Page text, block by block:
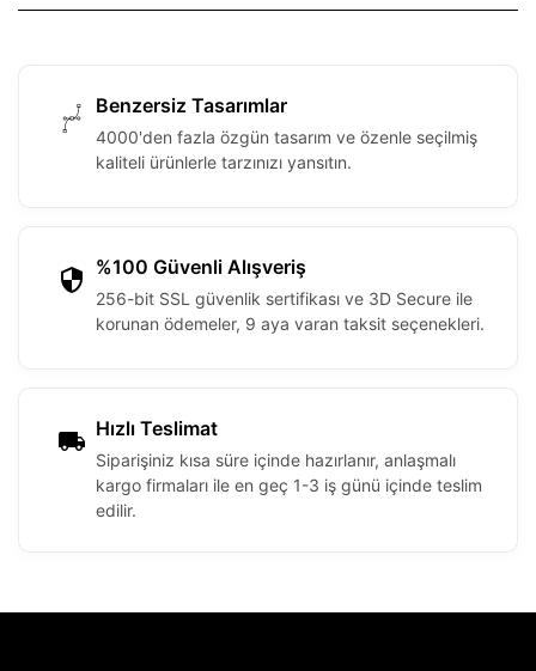
Benzersiz Tasarımlar
4000'den fazla özgün tasarım ve özenle seçilmiş
kaliteli ürünlerle tarzınızı yansıtın.
%100 Güvenli Alışveriş
256-bit SSL güvenlik sertifikası ve 3D Secure ile
korunan ödemeler, 9 aya varan taksit seçenekleri.
Hızlı Teslimat
Siparişiniz kısa süre içinde hazırlanır, anlaşmalı
kargo firmaları ile en geç 1-3 iş günü içinde teslim
edilir.